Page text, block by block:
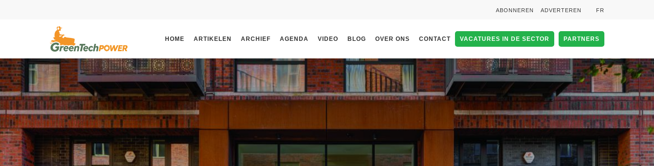
ABONNEREN ADVERTEREN FR
HOME ARTIKELEN ARCHIEF AGENDA VIDEO BLOG OVER ONS CONTACT VACATURES IN DE SECTOR PARTNERS